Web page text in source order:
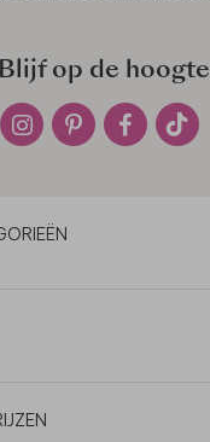
Blijf op de hoogte